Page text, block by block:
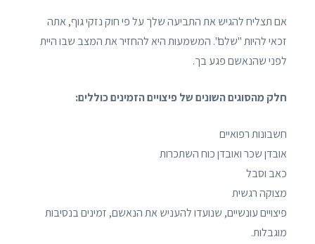
אם תצליח להגיש את התביעה שלך על פי חוק נזקי גוף, אתה
זכאי להיות "שלם". המשמעות היא להחזיר את המצב שבו היית
לפני שהנאשם פגע בך.
חלק מהסוגים השונים של פיצויים הזמינים כוללים:
חשבונות רפואיים
אובדן שכר ואובדן כוח השתכרות
כאב וסבל
מצוקה רגשית
פיצויים עונשיים, שנועדו להעניש את הנאשם, זמינים בנסיבות
מוגבלות.